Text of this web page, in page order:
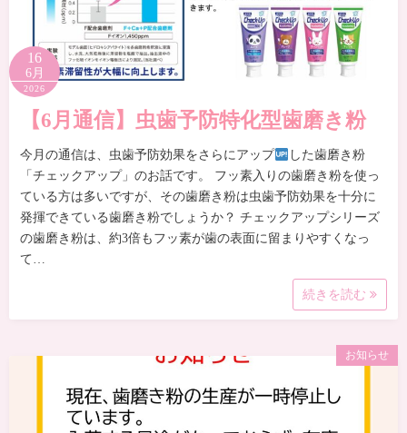
16
6月
2026
【6月通信】虫歯予防特化型歯磨き粉
今月の通信は、虫歯予防効果をさらにアップ
した歯磨き粉
「チェックアップ」のお話です。 フッ素入りの歯磨き粉を使っ
ている方は多いですが、その歯磨き粉は虫歯予防効果を十分に
発揮できている歯磨き粉でしょうか？ チェックアップシリーズ
の歯磨き粉は、約3倍もフッ素が歯の表面に留まりやすくなっ
て…
続きを読む
お知らせ